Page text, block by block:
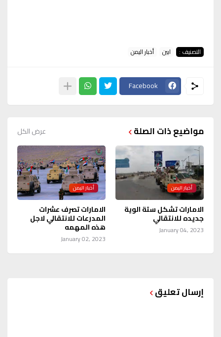
التصنيف : ابين أخبار اليمن
Facebook
مواضيع ذات الصلة عرض الكل
أخبار اليمن
الامارات تشكل ستة الوية
جديده للانتقالي
January 04, 2023
أخبار اليمن
الامارات تصرف عشرات
المدرعات للانتقالي لاجل
هذه المهمه
January 02, 2023
إرسال تعليق